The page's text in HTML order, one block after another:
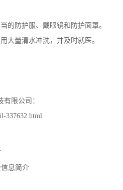
的防护服、戴眼镜和防护面罩。
大量清水冲洗，并及时就医。
限公司：
337632.html
息简介